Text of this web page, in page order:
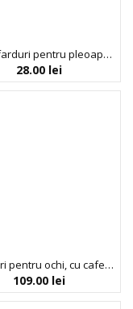
Paleta farduri pentru pleoape, 16 nuante, Smoky, Colour Spell by Profusion, 10.4 g
28.00 lei
Patch-uri pentru ochi, cu cafeina, Gluta Ci Caffeine Eye Pad, Trimay, 80 g
109.00 lei